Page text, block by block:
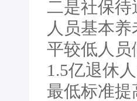
二是社保
人员基本
平较低人
1.5亿退休
最低标准提